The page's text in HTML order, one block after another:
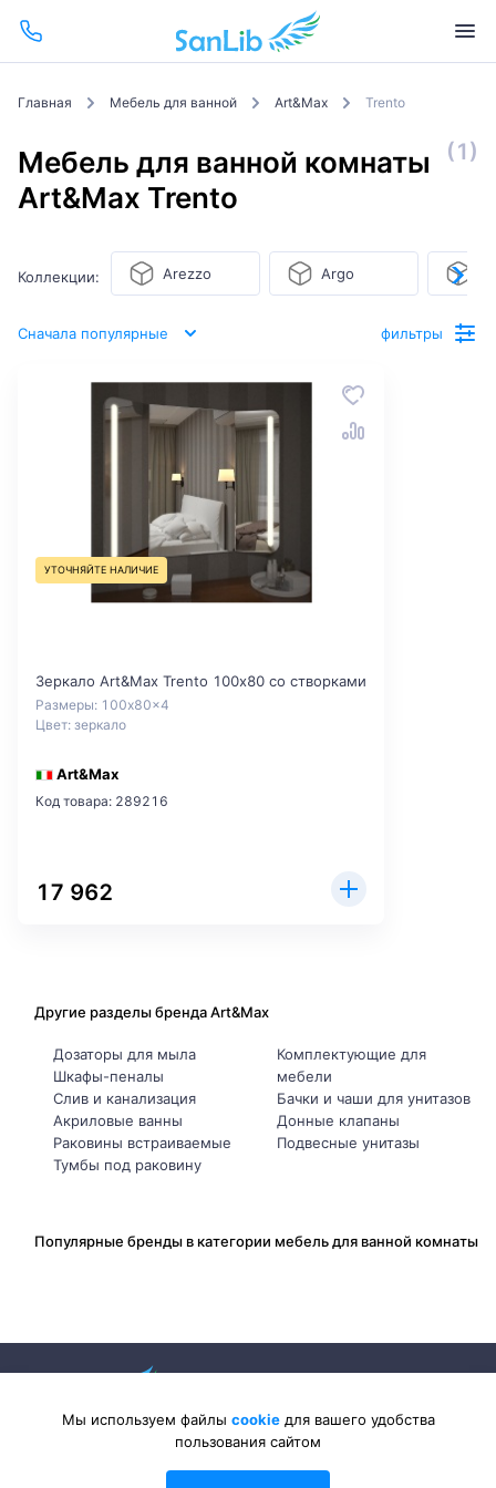
Главная Мебель для ванной Art&Max Trento
Мебель для ванной комнаты
Art&Max Trento
(1)
Коллекции: Arezzo Argo
Сначала популярные фильтры
УТОЧНЯЙТЕ НАЛИЧИЕ
Зеркало Art&Max Trento 100х80 со створками
Размеры: 100x80x4
Цвет: зеркало
Art&Max
Код товара: 289216
17 962
Другие разделы бренда Art&Max
Дозаторы для мыла
Шкафы-пеналы
Слив и канализация
Акриловые ванны
Раковины встраиваемые
Тумбы под раковину
Комплектующие для
мебели
Бачки и чаши для унитазов
Донные клапаны
Подвесные унитазы
Популярные бренды в категории мебель для ванной комнаты
2026 © Sanlib-Santehnika.ru — интернет-магазин сантехники
Мы используем файлы cookieдля вашего удобства
пользования сайтом